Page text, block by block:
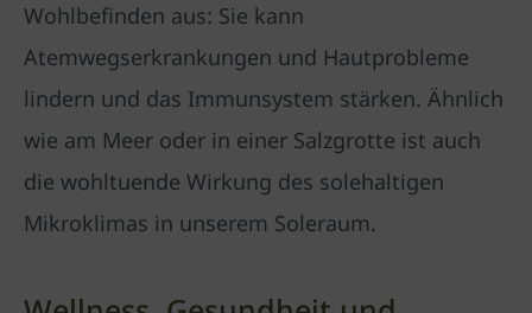
Wohlbefinden aus: Sie kann
Atemwegserkrankungen und Hautprobleme
lindern und das Immunsystem stärken. Ähnlich
wie am Meer oder in einer Salzgrotte ist auch
die wohltuende Wirkung des solehaltigen
Mikroklimas in unserem Soleraum.